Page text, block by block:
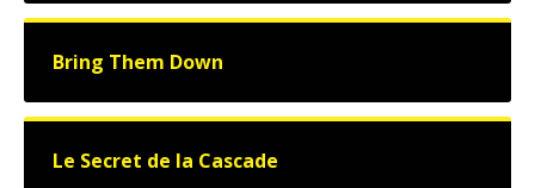
Bring Them Down
Le Secret de la Cascade